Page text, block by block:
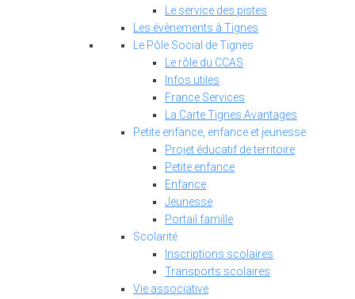
Le service des pistes
Les évènements à Tignes
Le Pôle Social de Tignes
Le rôle du CCAS
Infos utiles
France Services
La Carte Tignes Avantages
Petite enfance, enfance et jeunesse
Projet éducatif de territoire
Petite enfance
Enfance
Jeunesse
Portail famille
Scolarité
Inscriptions scolaires
Transports scolaires
Vie associative